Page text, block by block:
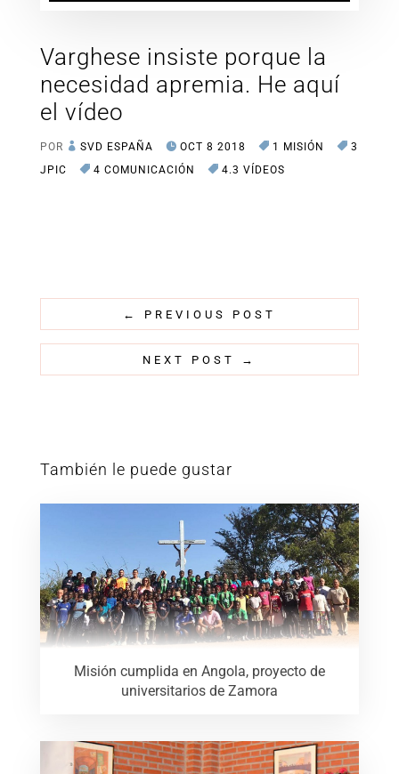
Varghese insiste porque la
necesidad apremia. He aquí
el vídeo
POR SVD ESPAÑA OCT 8 2018 1 MISIÓN
3
JPIC
4 COMUNICACIÓN 4.3 VÍDEOS
← PREVIOUS POST
NEXT POST →
También le puede gustar
Misión cumplida en Angola, proyecto de
universitarios de Zamora